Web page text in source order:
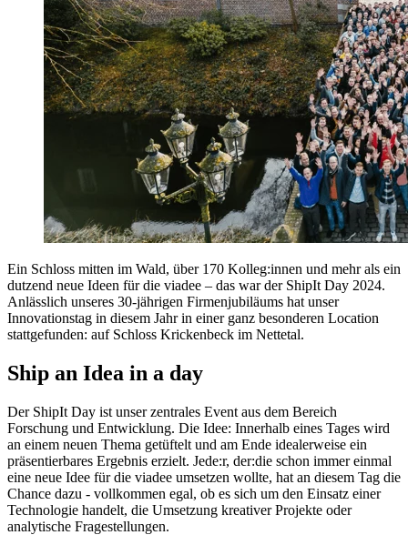
Ein Schloss mitten im Wald, über 170 Kolleg:innen und mehr als ein
dutzend neue Ideen für die viadee – das war der ShipIt Day 2024.
Anlässlich unseres 30-jährigen Firmenjubiläums hat unser
Innovationstag in diesem Jahr in einer ganz besonderen Location
stattgefunden: auf Schloss Krickenbeck im Nettetal.
Ship an Idea in a day
Der ShipIt Day ist unser zentrales Event aus dem Bereich
Forschung und Entwicklung. Die Idee: Innerhalb eines Tages wird
an einem neuen Thema getüftelt und am Ende idealerweise ein
präsentierbares Ergebnis erzielt. Jede:r, der:die schon immer einmal
eine neue Idee für die viadee umsetzen wollte, hat an diesem Tag die
Chance dazu - vollkommen egal, ob es sich um den Einsatz einer
Technologie handelt, die Umsetzung kreativer Projekte oder
analytische Fragestellungen.